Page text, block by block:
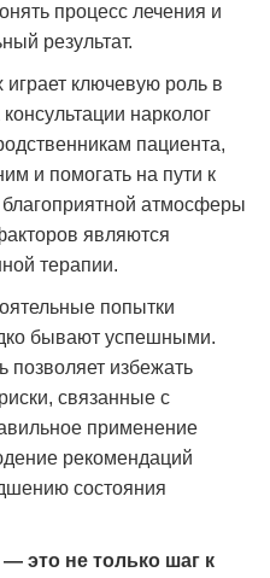
процесс лечения и
результат.
ключевую роль в
нарколог
пациента,
и помогать на пути к
атмосферы
являются
терапии.
попытки
бывают успешными.
избежать
связанные с
применение
рекомендаций
состояния
это не только шаг к